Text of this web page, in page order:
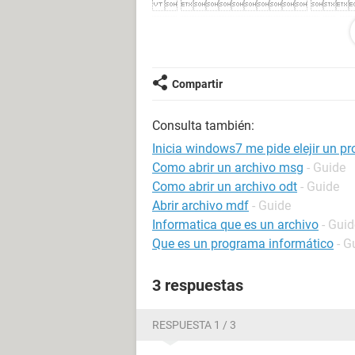
 
*---
#3RðbrÑ
p"
  ÿÚ   ? ùþS(¤ ¢S(
¢S( ¢S( ¢S(
¢S( ¢S( ¢S( ¢S( ¢S( ¢S( ¢S( ¢S( ¢S(
(¢S (¢S (¢S (¢S (¢S ÿÙ
Compartir
Consulta también:
Inicia windows7 me pide elejir un
Como abrir un archivo msg - Guide
Como abrir un archivo odt - Guide
Abrir archivo mdf - Guide
Informatica que es un archivo -
Que es un programa informático -
3 respuestas
RESPUESTA 1 / 3